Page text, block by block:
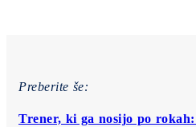
Preberite še:
Trener, ki ga nosijo po rokah: